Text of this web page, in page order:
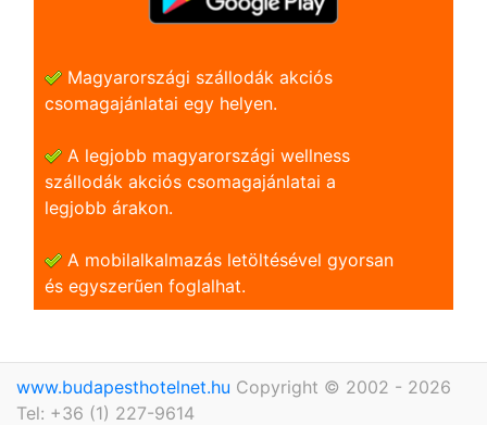
Magyarországi szállodák akciós
csomagajánlatai egy helyen.
A legjobb magyarországi wellness
szállodák akciós csomagajánlatai a
legjobb árakon.
A mobilalkalmazás letöltésével gyorsan
és egyszerũen foglalhat.
www.budapesthotelnet.hu Copyright © 2002 - 2026
Tel: +36 (1) 227-9614